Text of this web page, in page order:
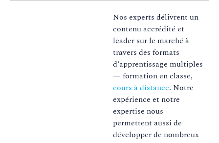
Nos experts délivrent un
contenu accrédité et
leader sur le marché à
travers des formats
d’apprentissage multiples
— formation en classe,
cours à distance. Notre
expérience et notre
expertise nous
permettent aussi de
développer de nombreux